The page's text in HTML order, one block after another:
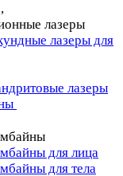
лазеры
лазеры для
лазеры
для лица
для тела